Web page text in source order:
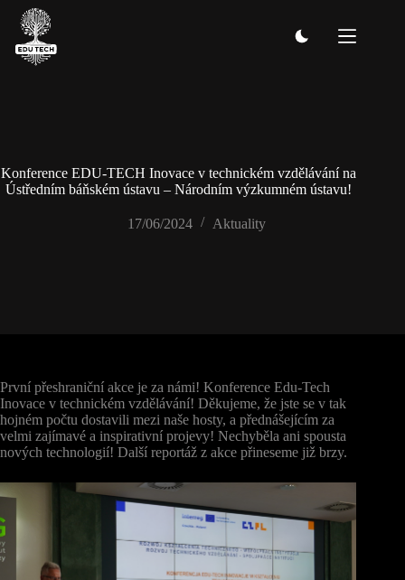
content
Konference EDU-TECH Inovace v technickém vzdělávání na
Ústředním báňském ústavu – Národním výzkumném ústavu!
17/06/2024 Aktuality
První přeshraniční akce je za námi! Konference Edu-Tech
Inovace v technickém vzdělávání! Děkujeme, že jste se v tak
hojném počtu dostavili mezi naše hosty, a přednášejícím za
velmi zajímavé a inspirativní projevy! Nechyběla ani spousta
nových technologií! Další reportáž z akce přineseme již brzy.